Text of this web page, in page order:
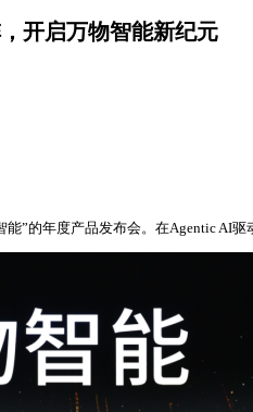
开启万物智能新纪元
”的年度产品发布会。在Agentic AI